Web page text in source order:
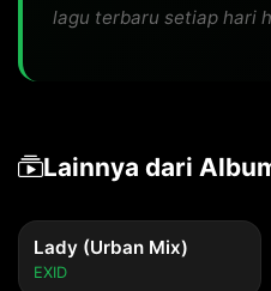
lagu terbaru setiap hari
Lainnya dari
Lady (Urban Mix)
EXID